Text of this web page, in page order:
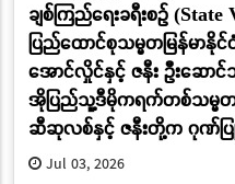
ချစ်ကြည်ရေးခရီးစဉ်
ပြည်ထောင်စုသမ္မတမြန်မာနို
အောင်လှိုင်နှင့် ဇနီး ဦးဆေ
အိုပြည်သူ့ဒီမိုကရက်တစ်သမ္မတ
ဆီဆုလစ်နှင့် ဇနီးတို့က ဂုဏ်ပြု
Jul 03, 2026